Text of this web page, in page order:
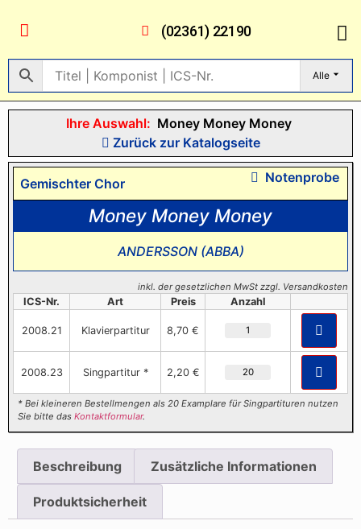
(02361) 22190
Alle
Ihre Auswahl: Money Money Money
Zurück zur Katalogseite
Gemischter Chor Notenprobe
Money Money Money
ANDERSSON (ABBA)
inkl. der gesetzlichen MwSt zzgl. Versandkosten
ICS-Nr. Art Preis Anzahl
2008.21 Klavierpartitur 8,70 €
2008.23 Singpartitur * 2,20 €
* Bei kleineren Bestellmengen als 20 Examplare für Singpartituren nutzen
Sie bitte dasKontaktformular.
Beschreibung Zusätzliche Informationen
Produktsicherheit